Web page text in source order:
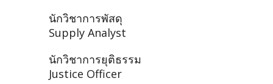
นักวิชาการพัสดุ
Supply Analyst
นักวิชาการยุติธรรม
Justice Officer